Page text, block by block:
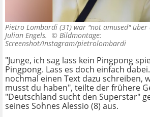
Pietro Lombardi (31) war "not amused" über
Julian Engels. © Bildmontage:
Screenshot/Instagram/pietrolombardi
"Junge, ich sag lass kein Pingpong
Pingpong. Lass es doch einfach
nochmal einen Text dazu schreiben,
musst du haben", teilte der frühere
"Deutschland sucht den Superstar"
seines Sohnes Alessio (8) aus.